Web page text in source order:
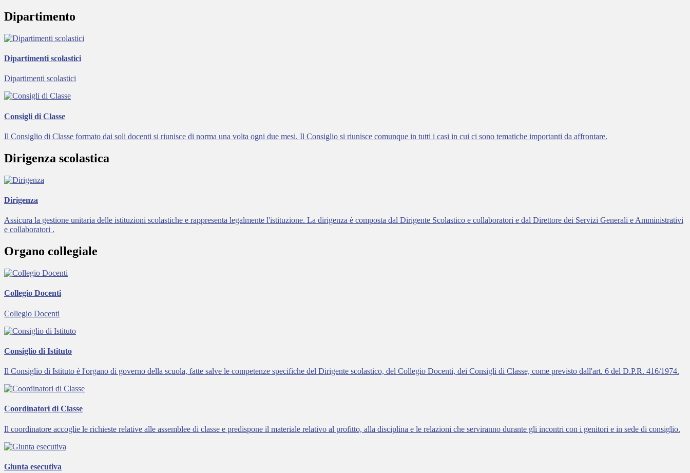
Dipartimento
Dipartimenti scolastici
Dipartimenti scolastici
Consigli di Classe
Il Consiglio di Classe formato dai soli docenti si riunisce di norma una volta ogni due mesi. Il Consiglio si riunisce comunque in tutti i casi in cui ci sono tematiche importanti da affrontare.
Dirigenza scolastica
Dirigenza
Assicura la gestione unitaria delle istituzioni scolastiche e rappresenta legalmente l'istituzione. La dirigenza è composta dal Dirigente Scolastico e collaboratori e dal Direttore dei Servizi Generali e Amministrativi
e collaboratori .
Organo collegiale
Collegio Docenti
Collegio Docenti
Consiglio di Istituto
Il Consiglio di Istituto è l'organo di governo della scuola, fatte salve le competenze specifiche del Dirigente scolastico, del Collegio Docenti, dei Consigli di Classe, come previsto dall'art. 6 del D.P.R. 416/1974.
Coordinatori di Classe
Il coordinatore accoglie le richieste relative alle assemblee di classe e predispone il materiale relativo al profitto, alla disciplina e le relazioni che serviranno durante gli incontri con i genitori e in sede di consiglio.
Giunta esecutiva